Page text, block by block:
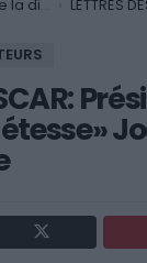
LETTRES DES